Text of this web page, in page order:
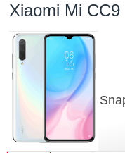
Xiaomi Mi CC9